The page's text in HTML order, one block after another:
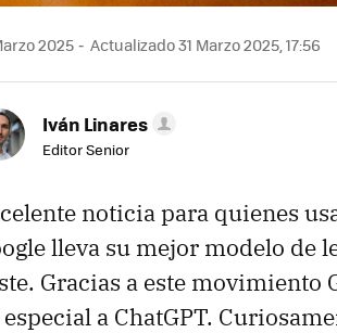
2025 Actualizado 31 Marzo 2025, 17:56
Iván Linares
Editor Senior
noticia para quienes
lleva su mejor modelo de
Gracias a este movimiento
a ChatGPT.